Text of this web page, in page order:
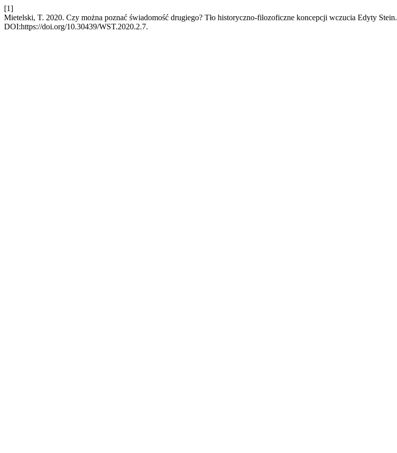
[1]
Mietelski, T. 2020. Czy można poznać świadomość drugiego? Tło historyczno-filozoficzne koncepcji wczucia Edyty Stein.
DOI:https://doi.org/10.30439/WST.2020.2.7.